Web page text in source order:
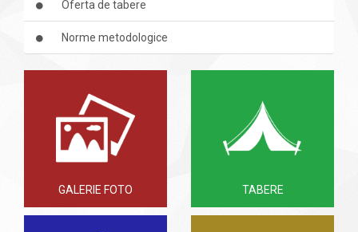
Oferta de tabere
Norme metodologice
GALERIE FOTO TABERE